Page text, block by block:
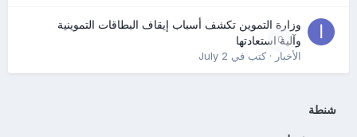
0
وزارة التموين تكشف أسباب إيقاف البطاقات التموينية
وآلية استعادتها
الأخبار· كتب في July 2
شنطة